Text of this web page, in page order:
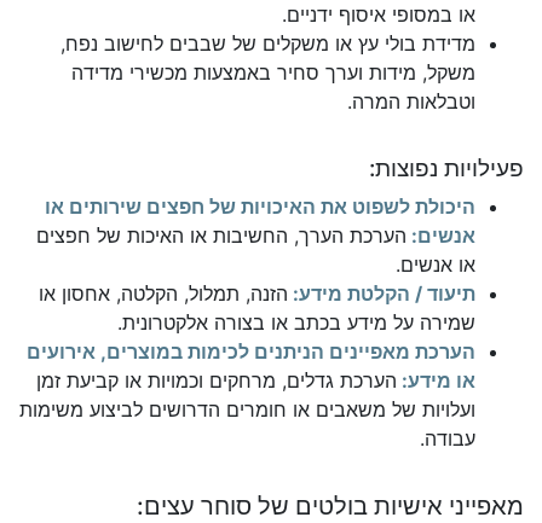
או במסופי איסוף ידניים.
מדידת בולי עץ או משקלים של שבבים לחישוב נפח,
משקל, מידות וערך סחיר באמצעות מכשירי מדידה
וטבלאות המרה.
פעילויות נפוצות:
היכולת לשפוט את האיכויות של חפצים שירותים או
אנשים: הערכת הערך, החשיבות או האיכות של חפצים
או אנשים.
תיעוד / הקלטת מידע: הזנה, תמלול, הקלטה, אחסון או
שמירה על מידע בכתב או בצורה אלקטרונית.
הערכת מאפיינים הניתנים לכימות במוצרים, אירועים
או מידע: הערכת גדלים, מרחקים וכמויות או קביעת זמן
ועלויות של משאבים או חומרים הדרושים לביצוע משימות
עבודה.
מאפייני אישיות בולטים של סוחר עצים: